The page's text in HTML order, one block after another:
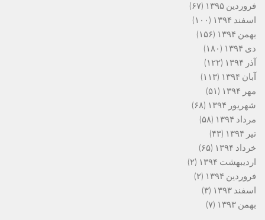
فروردین ۱۳۹۵
(۶۷)
اسفند ۱۳۹۴
(۱۰۰)
بهمن ۱۳۹۴
(۱۵۶)
دی ۱۳۹۴
(۱۸۰)
آذر ۱۳۹۴
(۱۲۲)
آبان ۱۳۹۴
(۱۱۳)
مهر ۱۳۹۴
(۵۱)
شهریور ۱۳۹۴
(۶۸)
مرداد ۱۳۹۴
(۵۸)
تیر ۱۳۹۴
(۴۳)
خرداد ۱۳۹۴
(۶۵)
اردیبهشت ۱۳۹۴
(۲)
فروردین ۱۳۹۴
(۲)
اسفند ۱۳۹۳
(۳)
بهمن ۱۳۹۳
(۷)